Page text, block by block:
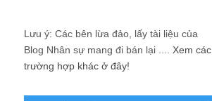
Lưu ý: Các bên lừa đảo, lấy tài liệu của
Blog Nhân sự mang đi bán lại .... Xem các
trường hợp khác ở đây!